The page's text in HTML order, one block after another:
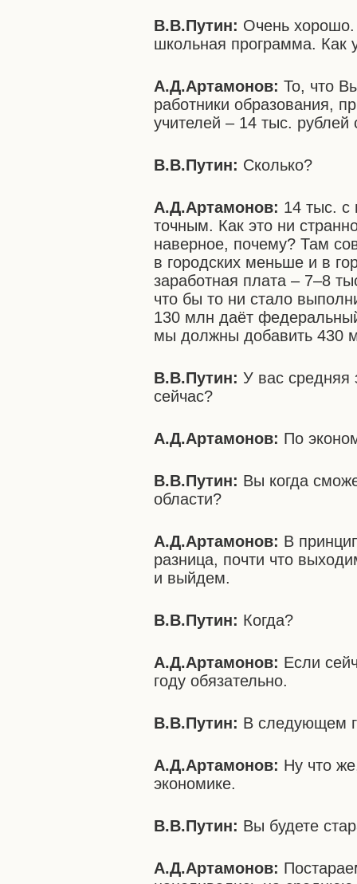
В.В.Путин: Очень
школьная программа. Как
А.Д.Артамонов: То, что
работники образования,
учителей – 14 тыс.
В.В.Путин: Сколько?
А.Д.Артамонов: 14 тыс. с
точным. Как это ни
наверное, почему? Там
в городских меньше и в
заработная плата – 7–8
что бы то ни стало
130 млн даёт
мы должны добавить 430
В.В.Путин:У вас средняя
сейчас?
А.Д.Артамонов: По
В.В.Путин: Вы когда
области?
А.Д.Артамонов: В
разница, почти что
и выйдем.
В.В.Путин: Когда?
А.Д.Артамонов: Если
году обязательно.
В.В.Путин: В следующем
А.Д.Артамонов: Ну что
экономике.
В.В.Путин: Вы будете
А.Д.Артамонов: